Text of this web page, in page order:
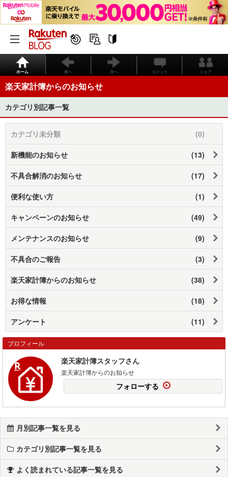
ホーム 前へ 次へ コメント シェア
楽天家計簿からのお知らせ
カテゴリ別記事一覧
カテゴリ未分類 (0)
新機能のお知らせ (13)
不具合解消のお知らせ (17)
便利な使い方 (1)
キャンペーンのお知らせ (49)
メンテナンスのお知らせ (9)
不具合のご報告 (3)
楽天家計簿からのお知らせ (38)
お得な情報 (18)
アンケート (11)
プロフィール
楽天家計簿スタッフさん
楽天家計簿からのお知らせ
フォローする
月別記事一覧を見る
カテゴリ別記事一覧を見る
よく読まれている記事一覧を見る